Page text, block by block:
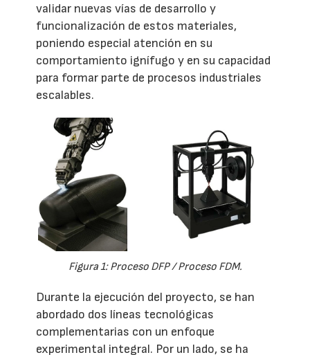
validar nuevas vías de desarrollo y
funcionalización de estos materiales,
poniendo especial atención en su
comportamiento ignífugo y en su capacidad
para formar parte de procesos industriales
escalables.
Figura 1: Proceso DFP / Proceso FDM.
Durante la ejecución del proyecto, se han
abordado dos líneas tecnológicas
complementarias con un enfoque
experimental integral. Por un lado, se ha